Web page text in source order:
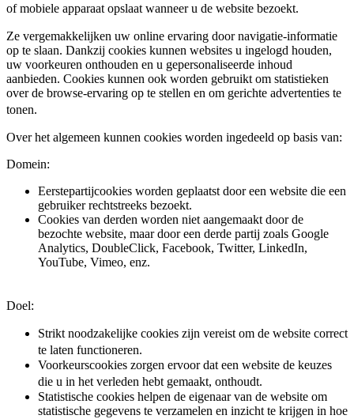
of mobiele apparaat opslaat wanneer u de website bezoekt.
Ze vergemakkelijken uw online ervaring door navigatie-informatie
op te slaan. Dankzij cookies kunnen websites u ingelogd houden,
uw voorkeuren onthouden en u gepersonaliseerde inhoud
aanbieden. Cookies kunnen ook worden gebruikt om statistieken
over de browse-ervaring op te stellen en om gerichte advertenties te
tonen.
Over het algemeen kunnen cookies worden ingedeeld op basis van:
Domein:
Eerstepartijcookies worden geplaatst door een website die een
gebruiker rechtstreeks bezoekt.
Cookies van derden worden niet aangemaakt door de
bezochte website, maar door een derde partij zoals Google
Analytics, DoubleClick, Facebook, Twitter, LinkedIn,
YouTube, Vimeo, enz.
Doel:
Strikt noodzakelijke cookies zijn vereist om de website correct
te laten functioneren.
Voorkeurscookies zorgen ervoor dat een website de keuzes
die u in het verleden hebt gemaakt, onthoudt.
Statistische cookies helpen de eigenaar van de website om
statistische gegevens te verzamelen en inzicht te krijgen in hoe